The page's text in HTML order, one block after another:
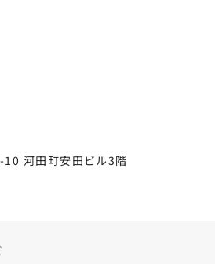
河田町安田ビル3階